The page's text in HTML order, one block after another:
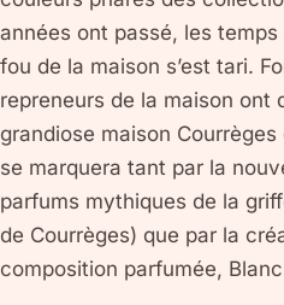
années ont passé, les
fou de la maison s’est tari.
repreneurs de la maison ont
grandiose maison
se marquera tant par la
parfums mythiques de la
de Courrèges) que par la
composition parfumée,